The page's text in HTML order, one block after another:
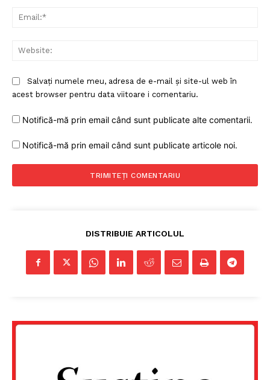
Salvați numele meu, adresa de e-mail și site-ul web în
acest browser pentru data viitoare i comentariu.
Notifică-mă prin email când sunt publicate alte comentarii.
Notifică-mă prin email când sunt publicate articole noi.
DISTRIBUIE ARTICOLUL